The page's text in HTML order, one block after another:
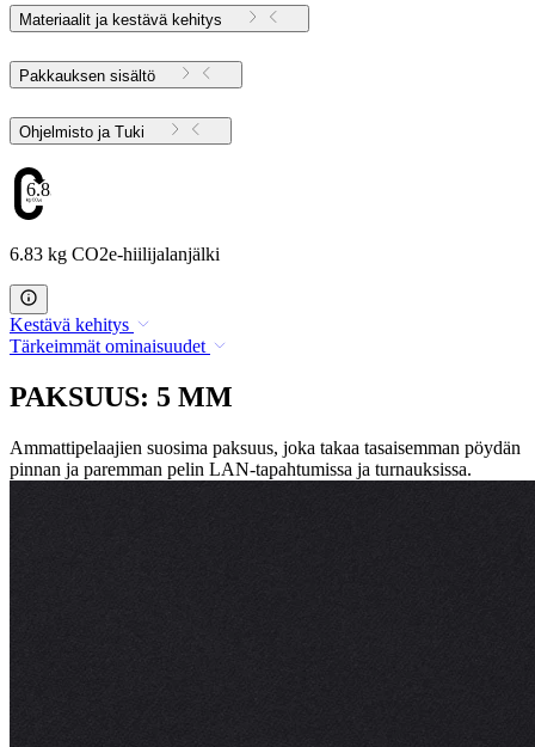
Materiaalit ja kestävä kehitys
Pakkauksen sisältö
Ohjelmisto ja Tuki
6.83
6.83 kg CO2e-hiilijalanjälki
Kestävä kehitys
Tärkeimmät ominaisuudet
PAKSUUS: 5 MM
Ammattipelaajien suosima paksuus, joka takaa tasaisemman pöydän
pinnan ja paremman pelin LAN-tapahtumissa ja turnauksissa.